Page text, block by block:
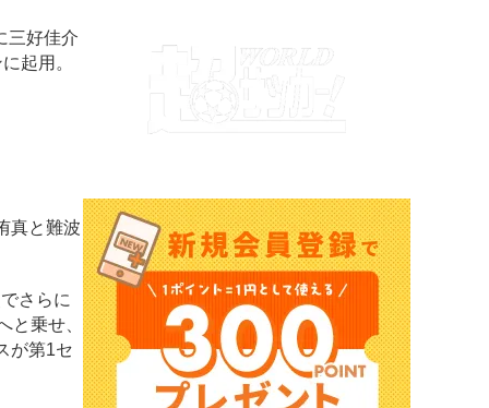
三好佳介
起用。
真と難波
さらに
と乗せ、
が第1セ